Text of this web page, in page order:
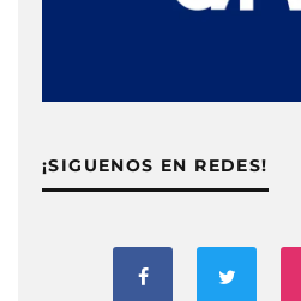
¡SIGUENOS EN REDES!